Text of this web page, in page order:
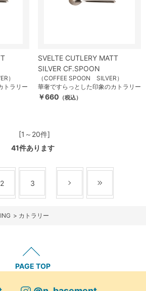
）
トラリー
SVELTE CUTLERY MATT
SILVER CF.SPOON
（COFFEE SPOON SILVER）
華奢ですらっとした印象のカトラリー
￥660 （税込）
[1～20件]
41件あります
2 3
> カトラリー
PAGE TOP